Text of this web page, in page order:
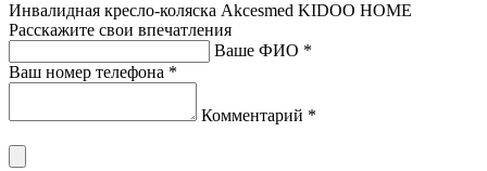
Инвалидная кресло-коляска Akcesmed KIDOO HOME
Расскажите свои впечатления
Ваше ФИО *
Ваш номер телефона *
Комментарий *